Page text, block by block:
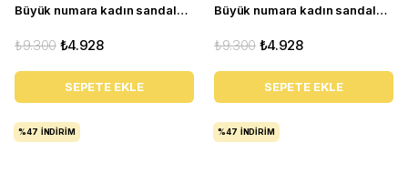
Büyük numara kadın sandalet babet ayakkabı AS910 Siyah deri
₺4.928
₺9.300
SEPETE EKLE
Büyük numara kadın sandalet babet ayakkabı AS910 Siyah rugan
₺4.928
₺9.300
SEPETE EKLE
%47 İNDIRIM %47 İNDIRIM